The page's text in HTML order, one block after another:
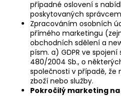
případné oslovení s
poskytovaných
Zpracováním osobních
přímého marketingu
obchodních sdělení a
písm. a) GDPR ve spojení
480/2004 Sb., o
společnosti v případě, že
zboží nebo služby.
Pokročilý marketing